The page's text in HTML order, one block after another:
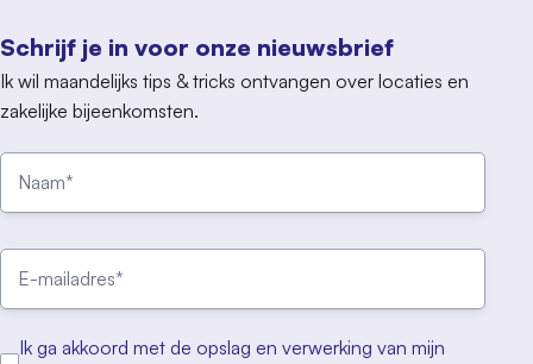
Schrijf je in voor onze nieuwsbrief
Ik wil maandelijks tips & tricks ontvangen over locaties en
zakelijke bijeenkomsten.
Ik ga akkoord met de opslag en verwerking van mijn